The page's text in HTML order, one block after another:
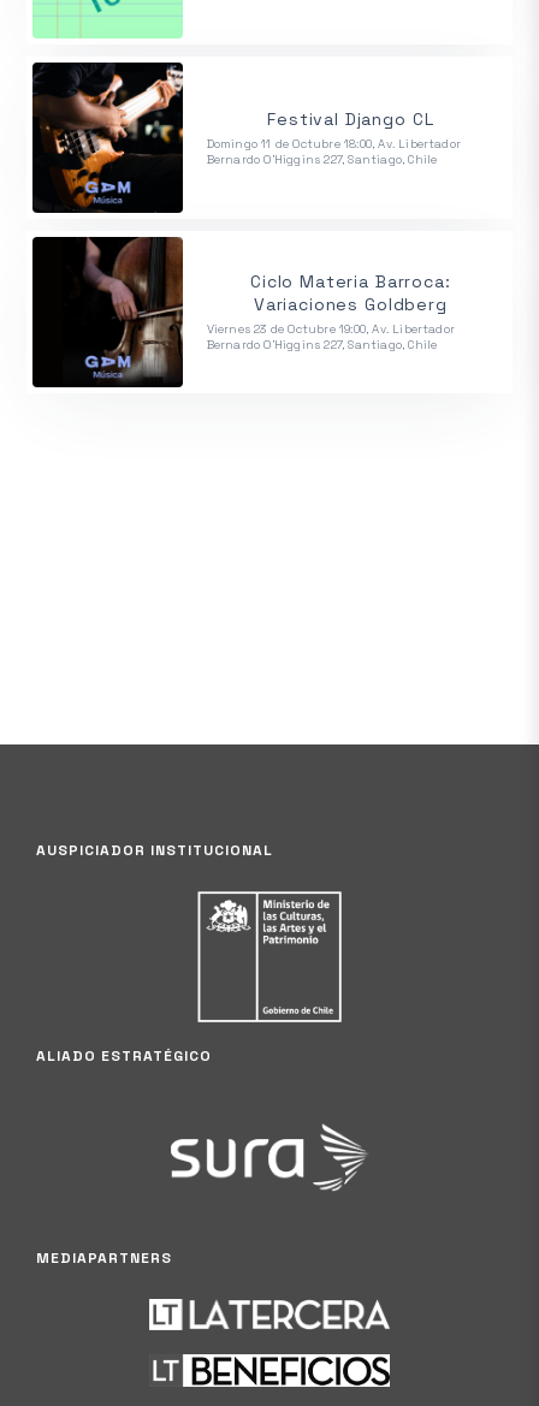
Festival Django CL
Domingo 11 de Octubre 18:00, Av. Libertador
Bernardo O'Higgins 227, Santiago, Chile
Ciclo Materia Barroca:
Variaciones Goldberg
Viernes 23 de Octubre 19:00, Av. Libertador
Bernardo O'Higgins 227, Santiago, Chile
AUSPICIADOR INSTITUCIONAL
ALIADO ESTRATÉGICO
MEDIAPARTNERS